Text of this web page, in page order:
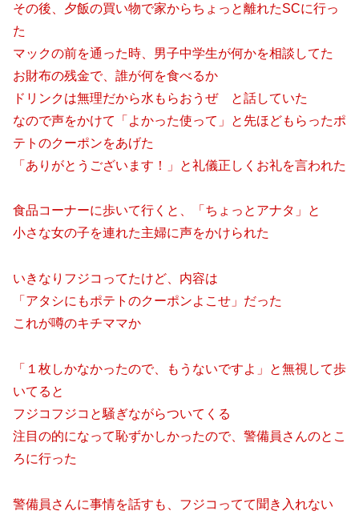
その後、夕飯の買い物で家からちょっと離れたSCに行っ
た
マックの前を通った時、男子中学生が何かを相談してた
お財布の残金で、誰が何を食べるか
ドリンクは無理だから水もらおうぜ と話していた
なので声をかけて「よかった使って」と先ほどもらったポ
テトのクーポンをあげた
「ありがとうございます！」と礼儀正しくお礼を言われた
食品コーナーに歩いて行くと、「ちょっとアナタ」と
小さな女の子を連れた主婦に声をかけられた
いきなりフジコってたけど、内容は
「アタシにもポテトのクーポンよこせ」だった
これが噂のキチママか
「１枚しかなかったので、もうないですよ」と無視して歩
いてると
フジコフジコと騒ぎながらついてくる
注目の的になって恥ずかしかったので、警備員さんのとこ
ろに行った
警備員さんに事情を話すも、フジコってて聞き入れない